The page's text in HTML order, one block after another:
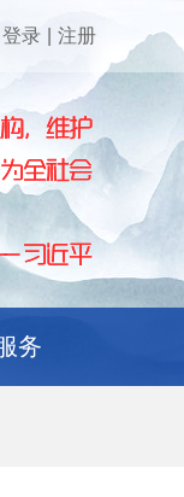
登录 注册
务